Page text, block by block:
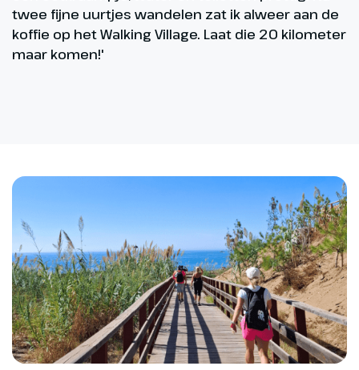
twee fijne uurtjes wandelen zat ik alweer aan de
koffie op het Walking Village. Laat die 20 kilometer
maar komen!'